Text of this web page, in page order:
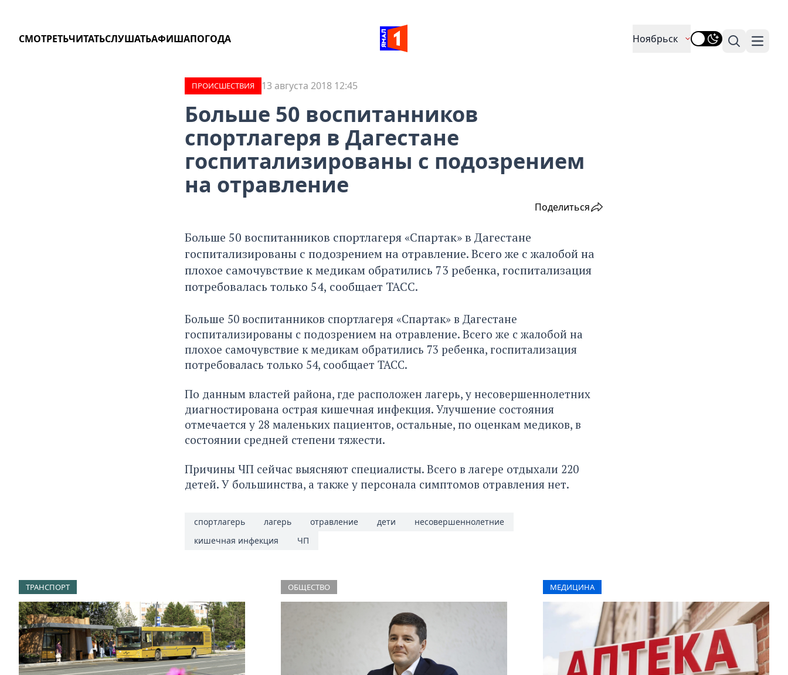
СМОТРЕТЬЧИТАТЬСЛУШАТЬАФИШАПОГОДА Ноябрьск
Поиск
ПРОИCШЕСТВИЯ 13 августа 2018 12:45
Больше 50 воспитанников
спортлагеря в Дагестане
госпитализированы с подозрением
на отравление
Поделиться
Больше 50 воспитанников спортлагеря «Спартак» в Дагестане
госпитализированы с подозрением на отравление. Всего же с жалобой на
плохое самочувствие к медикам обратились 73 ребенка, госпитализация
потребовалась только 54, сообщает ТАСС.
Больше 50 воспитанников спортлагеря «Спартак» в Дагестане
госпитализированы с подозрением на отравление. Всего же с жалобой на
плохое самочувствие к медикам обратились 73 ребенка, госпитализация
потребовалась только 54, сообщает ТАСС.
По данным властей района, где расположен лагерь, у несовершеннолетних
диагностирована острая кишечная инфекция. Улучшение состояния
отмечается у 28 маленьких пациентов, остальные, по оценкам медиков, в
состоянии средней степени тяжести.
Причины ЧП сейчас выясняют специалисты. Всего в лагере отдыхали 220
детей. У большинства, а также у персонала симптомов отравления нет.
спортлагерь лагерь отравление дети
несовершеннолетние
кишечная инфекция
ЧП
ТРАНСПОРТ ОБЩЕСТВО МЕДИЦИНА